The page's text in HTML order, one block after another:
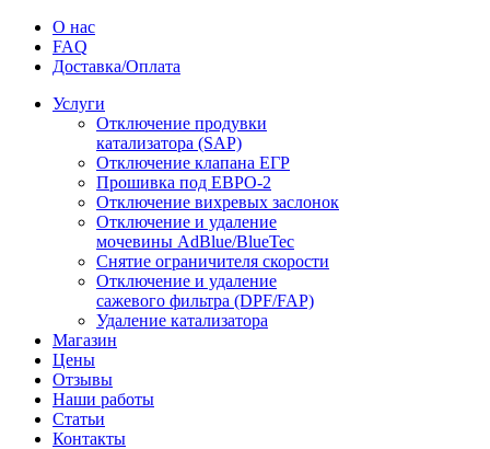
О нас
FAQ
Доставка/Оплата
Услуги
Отключение продувки
катализатора (SAP)
Отключение клапана ЕГР
Прошивка под ЕВРО-2
Отключение вихревых заслонок
Отключение и удаление
мочевины AdBlue/BlueTec
Снятие ограничителя скорости
Отключение и удаление
сажевого фильтра (DPF/FAP)
Удаление катализатора
Магазин
Цены
Отзывы
Наши работы
Статьи
Контакты